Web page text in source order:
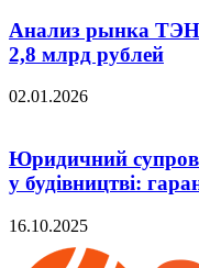
Анализ рынка
2,8 млрд рублей
02.01.2026
Юридичний
у будівництві:
16.10.2025